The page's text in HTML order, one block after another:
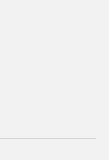
nell'Italia